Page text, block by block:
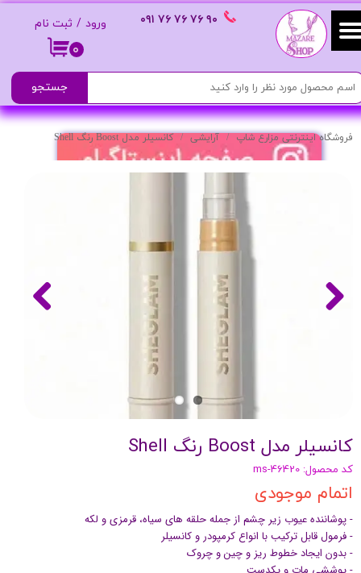
۰
ورود / ثبت نام
حساب کاربری من
تغییر گذر واژه
سفارشات
خروج از حساب کاربری
٩٠ ٧۶ ٧۶ ٧۶ ٠٩١
جستجو
فروشگاه اینترنتی مزارع شاپ آرایشی کانسیلر مدل Boost رنگ Shell
کانسیلر مدل Boost رنگ Shell
کد محصول: ms-46420
اتمام موجودی
- پوشاننده عیوب زیر چشم از جمله حلقه های سیاه، قرمزی و لکه
- فرمول قابل ترکیب با انواع کرمپودر و کانسیلر
- بدون ایجاد خطوط ریز و چین و چروک